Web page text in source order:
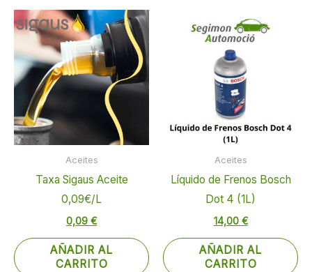
Aceites
Taxa Sigaus Aceite
0,09€/L
0,09 €
AÑADIR AL
CARRITO
Aceites
Líquido de Frenos Bosch
Dot 4 (1L)
14,00 €
AÑADIR AL
CARRITO